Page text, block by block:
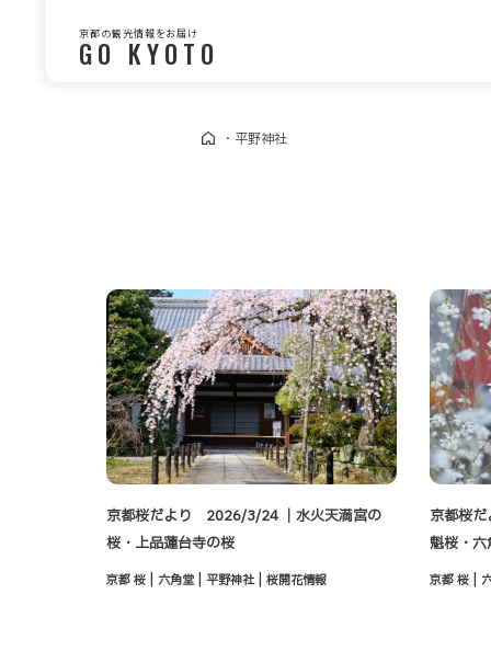
京都の観光情報をお届け
GO KYOTO
・ 平野神社
京都桜だより 2026/3/24 ｜水火天満宮の
桜・上品蓮台寺の桜
京都 桜 | 六角堂 | 平野神社 | 桜開花情報
京都桜
魁桜・
京都 桜 |